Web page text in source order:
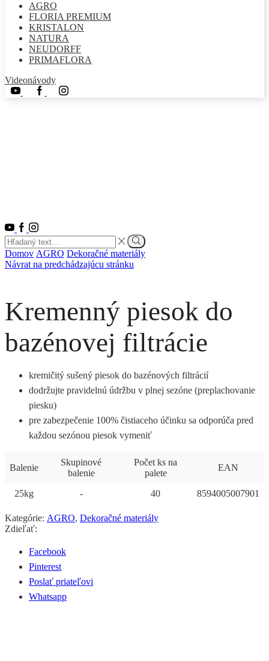
AGRO
FLORIA PREMIUM
KRISTALON
NATURA
NEUDORFF
PRIMAFLORA
Videonávody
YoutubeFacebookInstagram
Youtube
Facebook
Instagram
Search
input
Vyhľadať
Domov AGRO Dekoračné materiály
Návrat na predchádzajúcu stránku
Kremenný piesok do
bazénovej filtrácie
kremičitý sušený piesok do bazénových filtrácií
dodržujte pravidelnú údržbu v plnej sezóne (preplachovanie
piesku)
pre zabezpečenie 100% čistiaceho účinku sa odporúča pred
každou sezónou piesok vymeniť
Balenie
Skupinové
balenie
Počet ks na
palete
EAN
25kg - 40 8594005007901
Kategórie: AGRO, Dekoračné materiály
Zdieľať:
Facebook
Pinterest
Poslať priateľovi
Whatsapp